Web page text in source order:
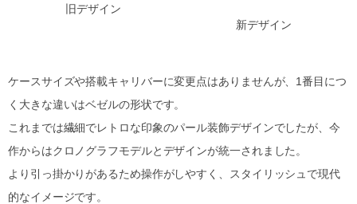
旧デザイン
新デザイン
ケースサイズや搭載キャリバーに変更点はありませんが、1番目につ
く大きな違いはベゼルの形状です。
これまでは繊細でレトロな印象のパール装飾デザインでしたが、今
作からはクロノグラフモデルとデザインが統一されました。
より引っ掛かりがあるため操作がしやすく、スタイリッシュで現代
的なイメージです。